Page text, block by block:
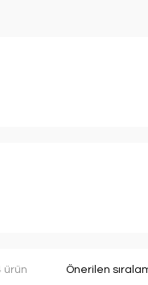
ürün